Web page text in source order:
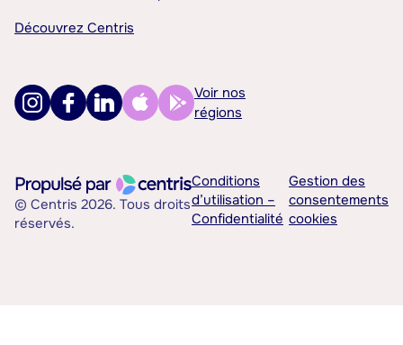
Découvrez Centris
Voir nos
régions
© Centris 2026. Tous droits
réservés.
Conditions
d’utilisation –
Confidentialité
Gestion des
consentements
cookies